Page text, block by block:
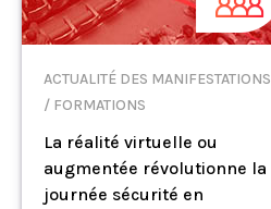
ACTUALITÉ DES MANIFESTATIONS
/ FORMATIONS
La réalité virtuelle ou
augmentée révolutionne la
journée sécurité en